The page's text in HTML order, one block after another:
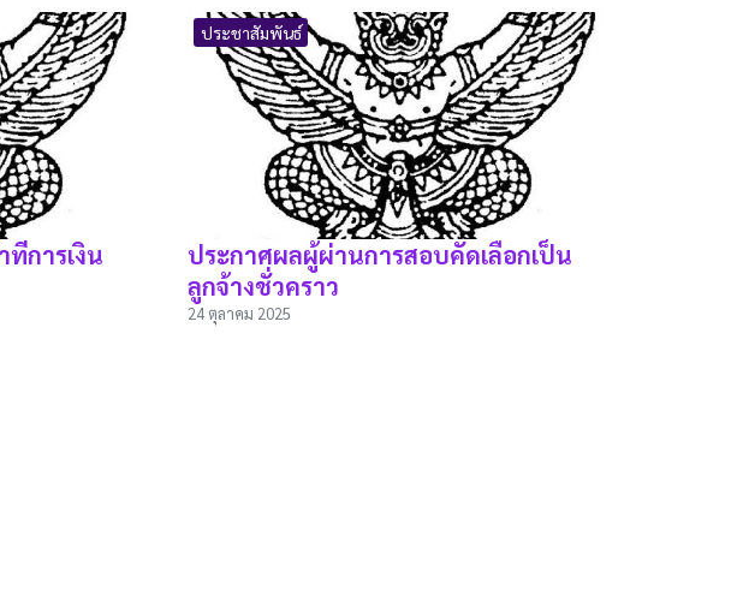
การเงิน
ประชาสัมพันธ์
ประกาศผลผู้ผ่านการสอบคัดเลือกเป็น
ลูกจ้างชั่วคราว
24 ตุลาคม 2025